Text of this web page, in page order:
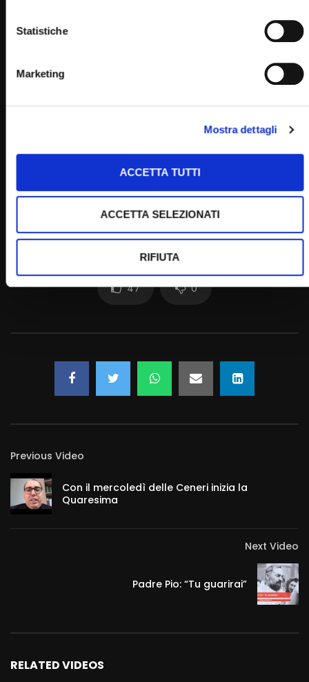
Statistiche
Marketing
Mostra dettagli
ACCETTA TUTTI
ACCETTA SELEZIONATI
RIFIUTA
47 0
Previous Video
Con il mercoledì delle Ceneri inizia la
Quaresima
Next Video
Padre Pio: “Tu guarirai”
RELATED VIDEOS